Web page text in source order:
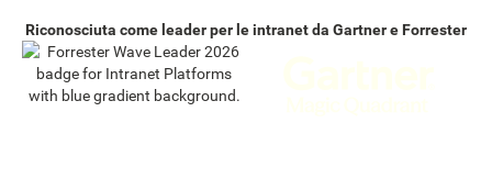
Riconosciuta come leader per le intranet da Gartner e Forrester